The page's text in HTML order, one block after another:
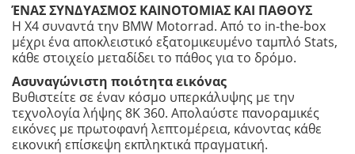
ΈΝΑΣ ΣΥΝΔΥΑΣΜΟΣ ΚΑΙΝΟΤΟΜΙΑΣ ΚΑΙ ΠΑΘΟΥΣ
Η X4 συναντά την BMW Motorrad. Από το in-the-box
μέχρι ένα αποκλειστικό εξατομικευμένο ταμπλό Stats,
κάθε στοιχείο μεταδίδει το πάθος για το δρόμο.
Ασυναγώνιστη ποιότητα εικόνας
Βυθιστείτε σε έναν κόσμο υπερκάλυψης με την
τεχνολογία λήψης 8K 360. Απολαύστε πανοραμικές
εικόνες με πρωτοφανή λεπτομέρεια, κάνοντας κάθε
εικονική επίσκεψη εκπληκτικά πραγματική.